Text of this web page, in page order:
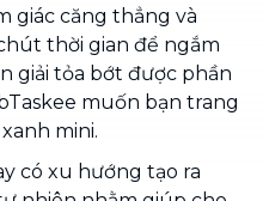
giác căng thẳng và
thời gian để ngắm
giải tỏa bớt được phần
muốn bạn trang
mini.
có xu hướng tạo ra